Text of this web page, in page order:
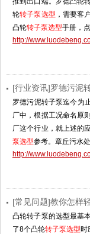
轮转子泵选型 ，需要客
凸轮转子泵选型手册，
http://
[行业资讯]罗德污泥
罗德污泥转子泵迄今为
厂中，根据工况命名原
厂这个行业，就上述的
泵选型参考。章丘污水
http://
[常见问题]教你怎样
凸轮转子泵的选型最基
了8个凸轮转子泵选型时